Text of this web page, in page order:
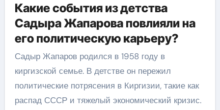
Какие события из детства
Садыра Жапарова повлияли на
его политическую карьеру?
Садыр Жапаров родился в 1958 году в
киргизской семье. В детстве он пережил
политические потрясения в Киргизии, такие как
распад СССР и тяжелый экономический кризис.